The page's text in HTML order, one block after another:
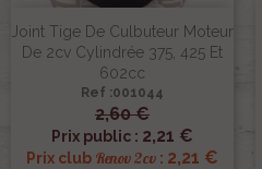
Joint Tige De Culbuteur Moteur
De 2cv Cylindrée 375, 425 Et
602cc
Ref :001044
2,60 €
Prix public : 2,21 €
Prix club Renov 2cv : 2,21 €